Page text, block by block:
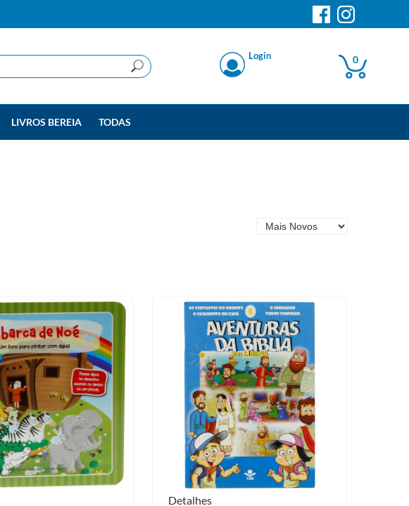
Login 0
LIVROS BEREIA TODAS
Detalhes